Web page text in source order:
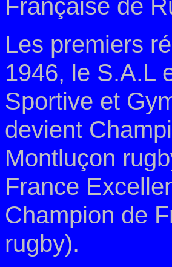
Française de
Les premiers
1946, le S.A.L
Sportive et
devient
Montluçon
France
Champion de
rugby).